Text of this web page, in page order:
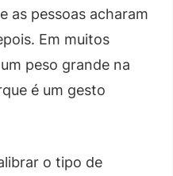
as pessoas acharam
Em muitos
peso grande na
é um gesto
o tipo de